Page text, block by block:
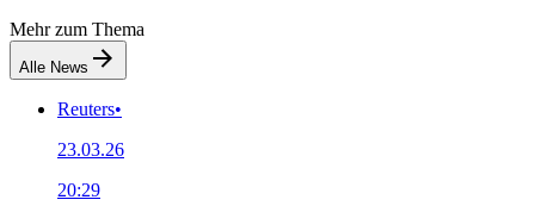
Mehr zum Thema
Alle News
Reuters•
23.03.26
20:29